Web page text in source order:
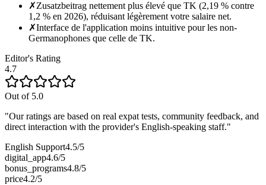
✗Zusatzbeitrag nettement plus élevé que TK (2,19 % contre
1,2 % en 2026), réduisant légèrement votre salaire net.
✗Interface de l'application moins intuitive pour les non-
Germanophones que celle de TK.
Editor's Rating
4.7
Out of 5.0
"Our ratings are based on real expat tests, community feedback, and
direct interaction with the provider's English-speaking staff."
English Support4.5/5
digital_app4.6/5
bonus_programs4.8/5
price4.2/5